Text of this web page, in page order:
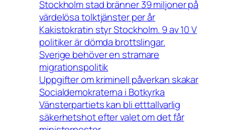
Stockholm stad bränner 39 miljoner på
värdelösa tolktjänster per år
Kakistokratin styr Stockholm. 9 av 10 V
politiker är dömda brottslingar.
Sverige behöver en stramare
migrationspolitik
Uppgifter om kriminell påverkan skakar
Socialdemokraterna i Botkyrka
Vänsterpartiets kan bli etttallvarlig
säkerhetshot efter valet om det får